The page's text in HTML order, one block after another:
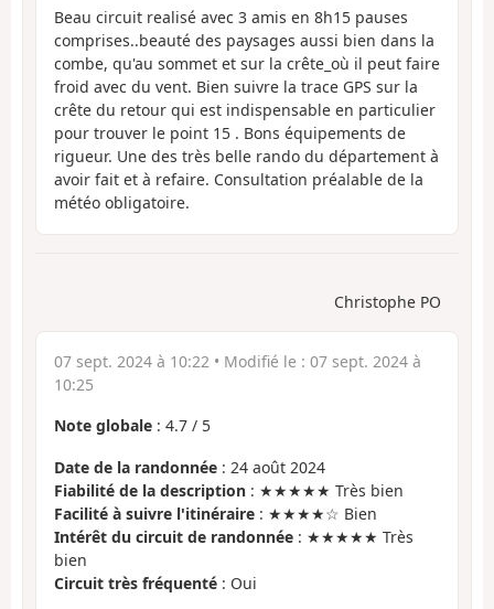
Beau circuit realisé avec 3 amis en 8h15 pauses
comprises..beauté des paysages aussi bien dans la
combe, qu'au sommet et sur la crête_où il peut faire
froid avec du vent. Bien suivre la trace GPS sur la
crête du retour qui est indispensable en particulier
pour trouver le point 15 . Bons équipements de
rigueur. Une des très belle rando du département à
avoir fait et à refaire. Consultation préalable de la
météo obligatoire.
Christophe PO
07 sept. 2024 à 10:22 • Modifié le : 07 sept. 2024 à
10:25
Note globale : 4.7 / 5
Date de la randonnée : 24 août 2024
Fiabilité de la description : ★★★★★ Très bien
Facilité à suivre l'itinéraire : ★★★★☆ Bien
Intérêt du circuit de randonnée : ★★★★★ Très
bien
Circuit très fréquenté : Oui